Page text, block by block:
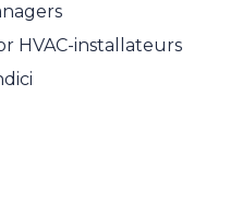
HVAC-installateurs